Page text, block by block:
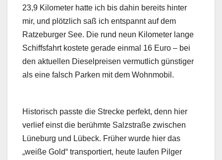
23,9 Kilometer hatte ich bis dahin bereits hinter
mir, und plötzlich saß ich entspannt auf dem
Ratzeburger See. Die rund neun Kilometer lange
Schiffsfahrt kostete gerade einmal 16 Euro – bei
den aktuellen Dieselpreisen vermutlich günstiger
als eine falsch Parken mit dem Wohnmobil.
Historisch passte die Strecke perfekt, denn hier
verlief einst die berühmte Salzstraße zwischen
Lüneburg und Lübeck. Früher wurde hier das
„weiße Gold“ transportiert, heute laufen Pilger